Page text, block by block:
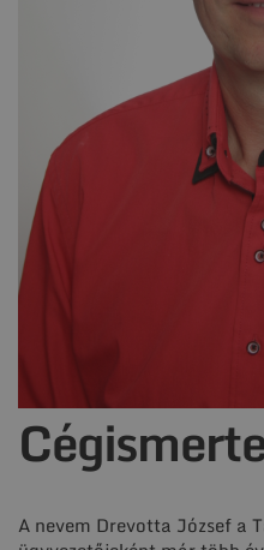
A nevem Drevotta József a